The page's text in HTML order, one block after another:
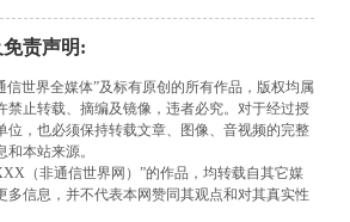
责声明:
信世界全媒体”及标有原创的所有作品，版权均属
禁止转载、摘编及镜像，违者必究。对于经过授
位，也必须保持转载文章、图像、音视频的完整
本站来源。
（非通信世界网）”的作品，均转载自其它媒
多信息，并不代表本网赞同其观点和对其真实性